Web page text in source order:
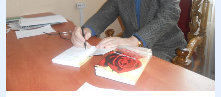
старшого наукового співробітника, кандидата
психологічних наук, доцента кафедри теорії і
методики технологічної освіти, креслення і
комп’ютерної графіки Інженерно-педагогічного
факультету Ірину Матійків. Бажаємо…
Читати більше